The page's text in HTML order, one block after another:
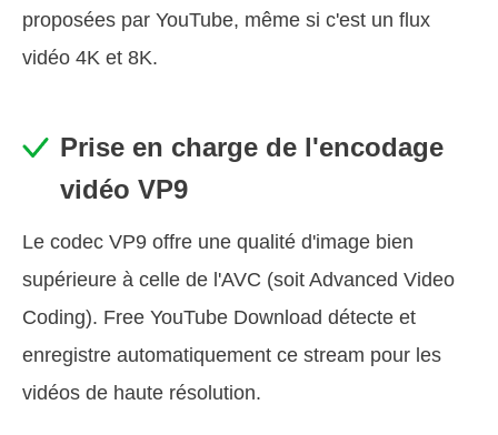
proposées par YouTube, même si c'est un flux
vidéo 4K et 8K.
Prise en charge de l'encodage
vidéo VP9
Le codec VP9 offre une qualité d'image bien
supérieure à celle de l'AVC (soit Advanced Video
Coding). Free YouTube Download détecte et
enregistre automatiquement ce stream pour les
vidéos de haute résolution.